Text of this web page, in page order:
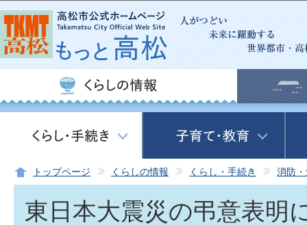
この
トップページ くらしの情報 くらし・手続き 消防
東日本大震災の弔意表明